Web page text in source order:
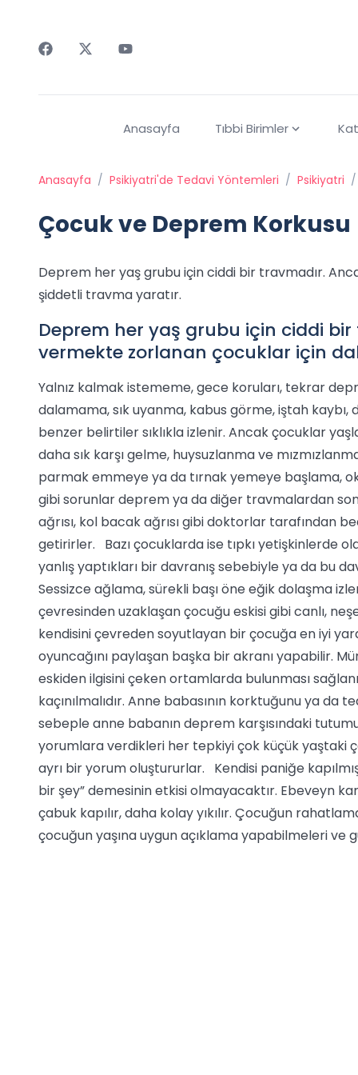
Anasayfa Tıbbi Birimler
Anasayfa / Psikiyatri'de Tedavi Yöntemleri / Psikiyatri /
Çocuk ve Deprem Korkusu
Deprem her yaş grubu için ciddi bir travmadır.
şiddetli travma yaratır.
Deprem her yaş grubu için ciddi
vermekte zorlanan çocuklar için
Yalnız kalmak istememe, gece koruları, tekrar
dalamama, sık uyanma, kabus görme, iştah kaybı,
benzer belirtiler sıklıkla izlenir. Ancak çocuklar
daha sık karşı gelme, huysuzlanma ve
parmak emmeye ya da tırnak yemeye başlama,
gibi sorunlar deprem ya da diğer travmalardan
ağrısı, kol bacak ağrısı gibi doktorlar tarafından
getirirler. Bazı çocuklarda ise tıpkı yetişkinlerde
yanlış yaptıkları bir davranış sebebiyle ya da bu
Sessizce ağlama, sürekli başı öne eğik dolaşma
çevresinden uzaklaşan çocuğu eskisi gibi canlı,
kendisini çevreden soyutlayan bir çocuğa en iyi
oyuncağını paylaşan başka bir akranı yapabilir.
eskiden ilgisini çeken ortamlarda bulunması
kaçınılmalıdır. Anne babasının korktuğunu ya
sebeple anne babanın deprem karşısındaki
yorumlara verdikleri her tepkiyi çok küçük yaştaki
ayrı bir yorum oluştururlar. Kendisi paniğe
bir şey” demesinin etkisi olmayacaktır. Ebeveyn
çabuk kapılır, daha kolay yıkılır. Çocuğun
çocuğun yaşına uygun açıklama yapabilmeleri